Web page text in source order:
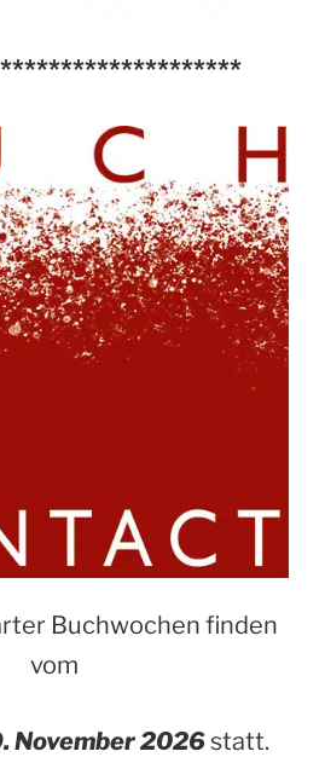
Buchwochen finden
vom
November 2026statt.